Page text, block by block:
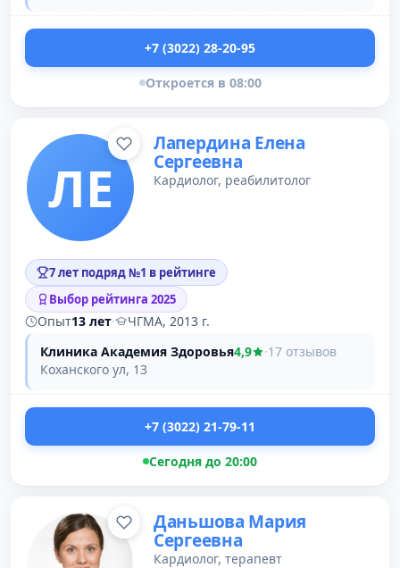
+7 (3022) 28-20-95
Откроется в 08:00
ЛЕ
Лапердина Елена
Сергеевна
Кардиолог, реабилитолог
7 лет подряд №1 в рейтинге
Выбор рейтинга 2025
Опыт13 лет·
ЧГМА, 2013 г.
Клиника Академия Здоровья4,9 ·17 отзывов
Коханского ул, 13
+7 (3022) 21-79-11
Сегодня до 20:00
Даньшова Мария
Сергеевна
Кардиолог, терапевт